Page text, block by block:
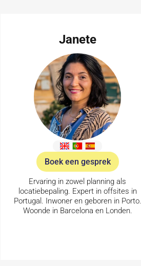
Janete
Boek een gesprek
Ervaring in zowel planning als
locatiebepaling. Expert in offsites in
Portugal. Inwoner en geboren in Porto.
Woonde in Barcelona en Londen.